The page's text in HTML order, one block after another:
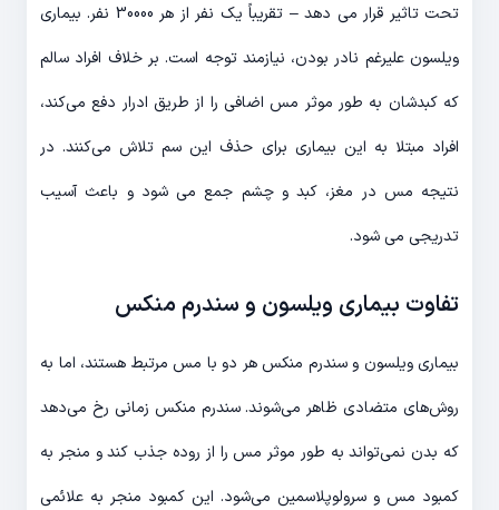
تحت تاثیر قرار می دهد – تقریباً یک نفر از هر 30000 نفر. بیماری
ویلسون علیرغم نادر بودن، نیازمند توجه است. بر خلاف افراد سالم
که کبدشان به طور موثر مس اضافی را از طریق ادرار دفع می‌کند،
افراد مبتلا به این بیماری برای حذف این سم تلاش می‌کنند. در
نتیجه مس در مغز، کبد و چشم جمع می شود و باعث آسیب
تدریجی می شود.
تفاوت بیماری ویلسون و سندرم منکس
بیماری ویلسون و سندرم منکس هر دو با مس مرتبط هستند، اما به
روش‌های متضادی ظاهر می‌شوند. سندرم منکس زمانی رخ می‌دهد
که بدن نمی‌تواند به طور موثر مس را از روده جذب کند و منجر به
کمبود مس و سرولوپلاسمین می‌شود. این کمبود منجر به علائمی